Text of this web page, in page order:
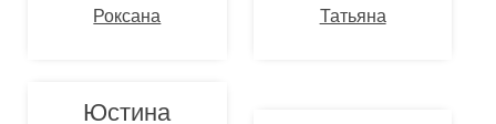
Роксана
Татьяна
Юстина